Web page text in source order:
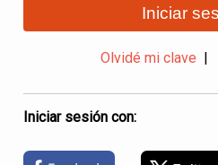
Iniciar
Olvidé mi clave
Iniciar sesión con: